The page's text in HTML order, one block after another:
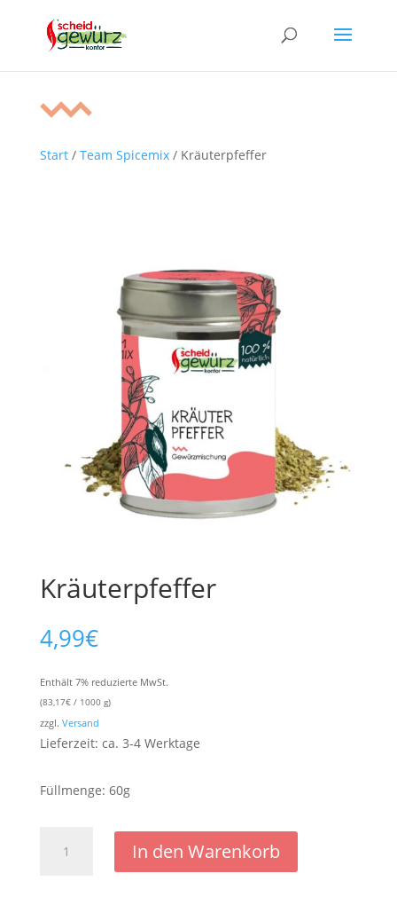
Start/ Team Spicemix/ Kräuterpfeffer
Kräuterpfeffer
4,99€
Enthält 7% reduzierte MwSt.
(83,17€/ 1000 g)
zzgl. Versand
Lieferzeit: ca. 3-4 Werktage
Füllmenge: 60g
Kräuterpfeffer
Menge
In den Warenkorb